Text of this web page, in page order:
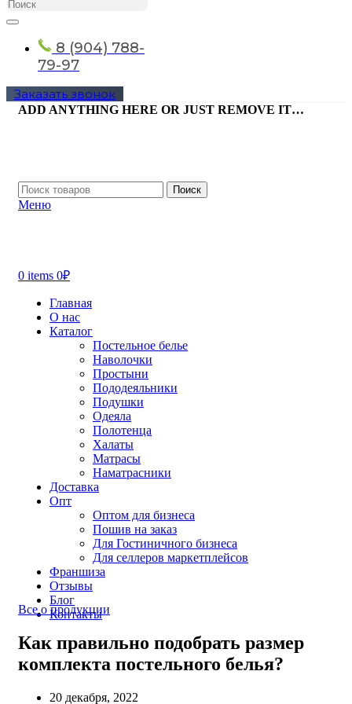
8 (904) 788-
79-97
Заказать звонок
ADD ANYTHING HERE OR JUST REMOVE IT…
Поиск
Меню
0 items 0₽
Главная
О нас
Каталог
Постельное белье
Наволочки
Простыни
Пододеяльники
Подушки
Одеяла
Полотенца
Халаты
Матрасы
Наматрасники
Доставка
Опт
Оптом для бизнеса
Пошив на заказ
Для Гостиничного бизнеса
Для селлеров маркетплейсов
Франшиза
Отзывы
Блог
Контакты
Все о продукции
Как правильно подобрать размер
комплекта постельного белья?
20 декабря, 2022